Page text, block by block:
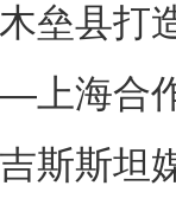
垒县打
上海合
疆
斯斯坦